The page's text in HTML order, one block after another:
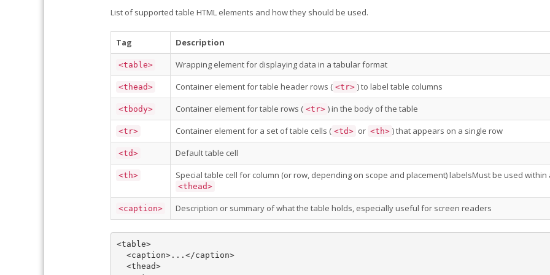
List of supported table HTML elements and how they should be used.
Tag Description
<table> Wrapping element for displaying data in a tabular format
<thead> Container element for table header rows ( <tr> ) to label table columns
<tbody> Container element for table rows ( <tr> ) in the body of the table
<tr> Container element for a set of table cells ( <td> or <th> ) that appears on a single row
<td> Default table cell
<th> Special table cell for column (or row, depending on scope and placement) labelsMust be used within
<thead>
<caption> Description or summary of what the table holds, especially useful for screen readers
<table>
  <caption>...</caption>
  <thead>